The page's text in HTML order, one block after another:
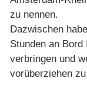
zu nennen.
Dazwischen
Stunden an
verbringen und
vorüberziehen